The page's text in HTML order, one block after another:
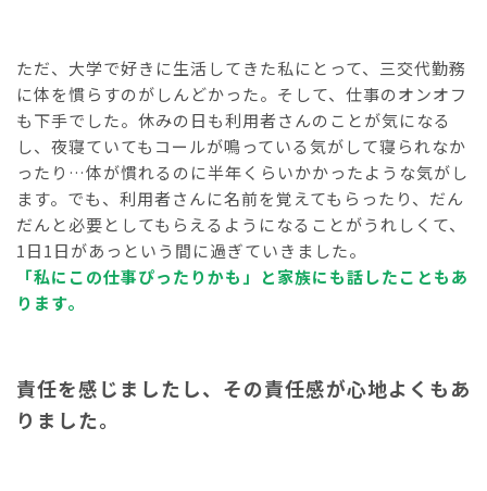
ただ、大学で好きに生活してきた私にとって、三交代勤務
に体を慣らすのがしんどかった。そして、仕事のオンオフ
も下手でした。休みの日も利用者さんのことが気になる
し、夜寝ていてもコールが鳴っている気がして寝られなか
ったり…体が慣れるのに半年くらいかかったような気がし
ます。でも、利用者さんに名前を覚えてもらったり、だん
だんと必要としてもらえるようになることがうれしくて、
1日1日があっという間に過ぎていきました。
「私にこの仕事ぴったりかも」と家族にも話したこともあ
ります。
責任を感じましたし、その責任感が心地よくもあ
りました。